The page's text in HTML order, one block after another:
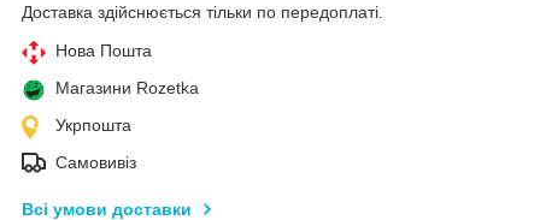
Доставка здійснюється тільки по передоплаті.
Нова Пошта
Магазини Rozetka
Укрпошта
Самовивіз
Всі умови доставки